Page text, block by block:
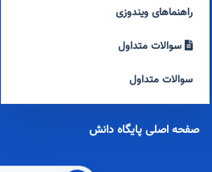
راهنماهای ویندوزی
سوالات متداول
سوالات متداول
صفحه اصلی پایگاه دانش